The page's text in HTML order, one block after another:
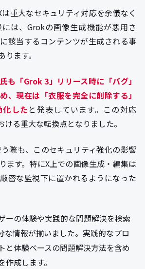
重大なセキュリティ対応を余儀なく
は、Grokの画像生成機能が悪用さ
該当するコンテンツが生成される事
ます。
も「Grok 3」リリース時に「バグ」
、現在は「衣服を完全に削除する」
した と発表しています。この対応
ける重大な転換点となりました。
際も、このセキュリティ強化の影響
ます。特にX上での画像生成・編集は
密な監視下に置かれるようになった
ーの体験や実践的な問題解決を検索
な情報が揃いました。実践的なプロ
と体験ベースの問題解決方法を含め
成します。